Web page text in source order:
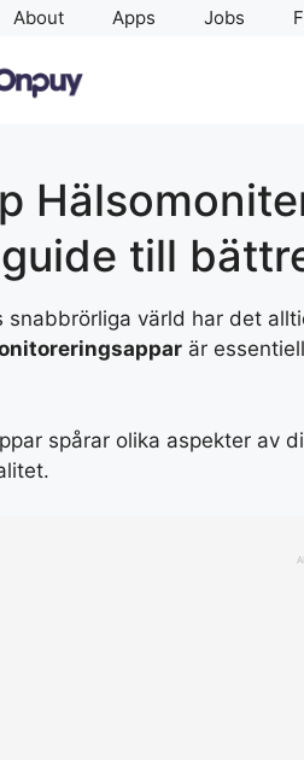
About Apps Jobs
till
snabbrörliga värld har det
är
spårar olika aspekter av